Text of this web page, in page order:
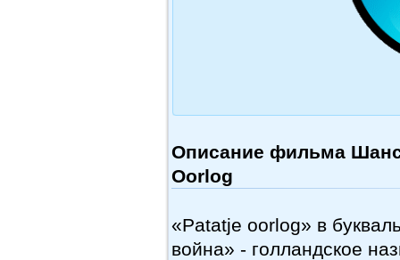
Описание фильма
Oorlog
«Patatje oorlog» в
война» - голландское